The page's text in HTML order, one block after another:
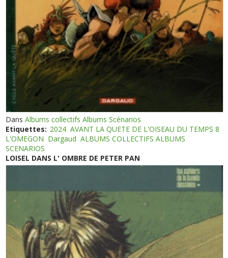
DansAlbums collectifs Albums Scénarios
Etiquettes: 2024 AVANT LA QUETE DE L'OISEAU DU TEMPS 8
L'OMEGON Dargaud ALBUMS COLLECTIFS ALBUMS
SCENARIOS
LOISEL DANS L' OMBRE DE PETER PAN